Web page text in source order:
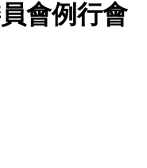
會例行會